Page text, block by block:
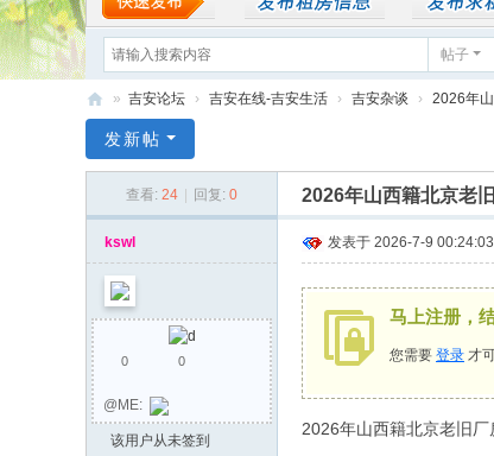
帖子
安
» 吉安论坛 › 吉安在线-吉安生活 › 吉安杂谈 › 2026年
发新帖
查看: 24 回复: 0 2026年山西籍北京老
kswl
0 0
@ME:
该用户从未签到
发表于 2026-7-9 00:24:03
马上注册，
您需要 登录 才
2026年山西籍北京老旧